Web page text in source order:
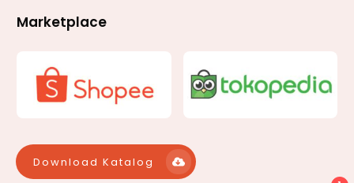
Marketplace
Download Katalog